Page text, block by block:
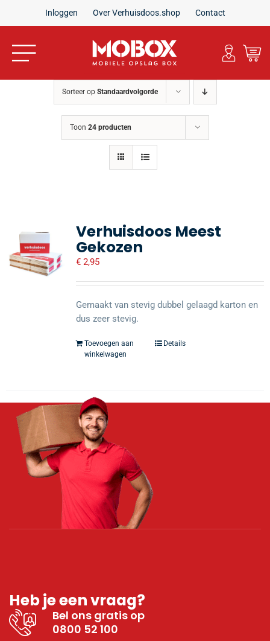
Inloggen Over Verhuisdoos.shop Contact
Toggle
Navigation
Aanbiedingen
Sorteer op Standaardvolgorde
Toon 24 producten
Verhuisdoos Meest
Gekozen
€2,95
Gemaakt van stevig dubbel gelaagd karton en
dus zeer stevig.
Toevoegen aan
winkelwagen
Details
Heb je een vraag?
Bel ons gratis op
0800 52 100